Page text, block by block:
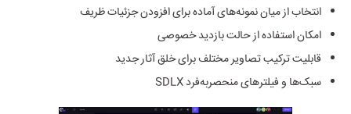
انتخاب از میان نمونه‌های آماده برای افزودن جزئیات ظریف
امکان استفاده از حالت بازدید خصوصی
قابلیت ترکیب تصاویر مختلف برای خلق آثار جدید
سبک‌ها و فیلترهای منحصر‌به‌فرد SDLX